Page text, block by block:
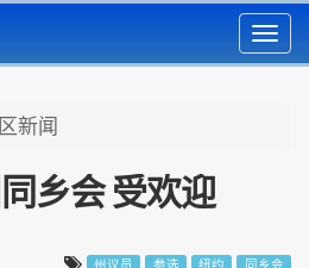
新闻
乡会 受欢迎